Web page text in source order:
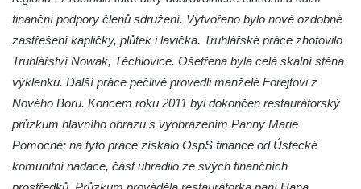
Chrám Povýšení svatého Kříže na
Zámeckém náměstí v Teplicích
části Kozel
Kaple u kostela svatého Jakuba Většího
(Staršího) u Lahovic
Kostel svatého Jakuba Většího (Staršího) u
Lahovic
finanční podpory členů sdružení. Vytvořeno bylo nové ozdobné
zastřešení kapličky, plůtek i lavička. Truhlářské práce zhotovilo
Truhlářství Nowak, Těchlovice. Ošetřena byla celá skalní stěna
výklenku. Další práce pečlivě provedli manželé Forejtovi z
Nového Boru. Koncem roku 2011 byl dokončen restaurátorský
průzkum hlavního obrazu s vyobrazením Panny Marie
Pomocné; na tyto práce získalo OspS finance od Ústecké
komunitní nadace, část uhradilo ze svých finančních